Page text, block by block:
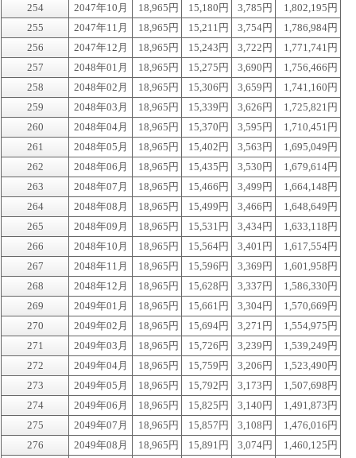
254
2047年10月 18,965円 15,180円 3,785円
1,802,195円
255
2047年11月 18,965円 15,211円 3,754円
1,786,984円
256
2047年12月 18,965円 15,243円 3,722円
1,771,741円
257
2048年01月 18,965円 15,275円 3,690円
1,756,466円
258
2048年02月 18,965円 15,306円 3,659円
1,741,160円
259
2048年03月 18,965円 15,339円 3,626円
1,725,821円
260
2048年04月 18,965円 15,370円 3,595円
1,710,451円
261
2048年05月 18,965円 15,402円 3,563円
1,695,049円
262
2048年06月 18,965円 15,435円 3,530円
1,679,614円
263
2048年07月 18,965円 15,466円 3,499円
1,664,148円
264
2048年08月 18,965円 15,499円 3,466円
1,648,649円
265
2048年09月 18,965円 15,531円 3,434円
1,633,118円
266
2048年10月 18,965円 15,564円 3,401円
1,617,554円
267
2048年11月 18,965円 15,596円 3,369円
1,601,958円
268
2048年12月 18,965円 15,628円 3,337円
1,586,330円
269
2049年01月 18,965円 15,661円 3,304円
1,570,669円
270
2049年02月 18,965円 15,694円 3,271円
1,554,975円
271
2049年03月 18,965円 15,726円 3,239円
1,539,249円
272
2049年04月 18,965円 15,759円 3,206円
1,523,490円
273
2049年05月 18,965円 15,792円 3,173円
1,507,698円
274
2049年06月 18,965円 15,825円 3,140円
1,491,873円
275
2049年07月 18,965円 15,857円 3,108円
1,476,016円
276
2049年08月 18,965円 15,891円 3,074円
1,460,125円